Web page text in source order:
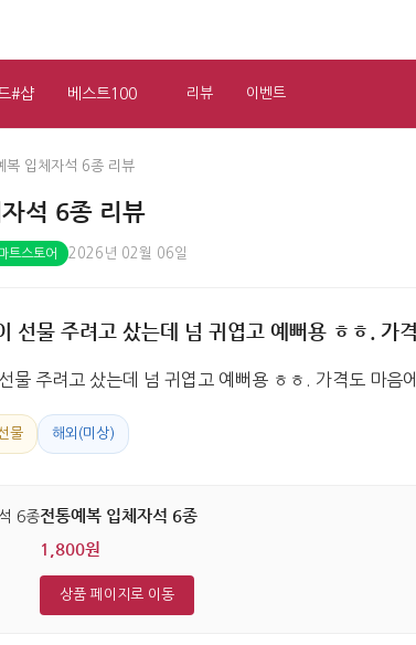
#샵 베스트100 리뷰 이벤트
복 입체자석 6종 리뷰
석 6종 리뷰
트스토어 2026년 02월 06일
선물 주려고 샀는데 넘 귀엽고 예뻐용 ㅎㅎ. 가
물 주려고 샀는데 넘 귀엽고 예뻐용 ㅎㅎ. 가격도 마음
물 해외(미상)
전통예복 입체자석 6종
1,800원
상품 페이지로 이동